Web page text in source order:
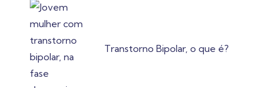
Transtorno Bipolar, o que é?